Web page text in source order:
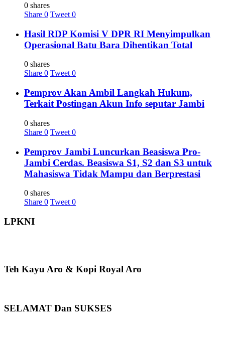
0 shares
Share 0 Tweet 0
Hasil RDP Komisi V DPR RI Menyimpulkan
Operasional Batu Bara Dihentikan Total
0 shares
Share 0 Tweet 0
Pemprov Akan Ambil Langkah Hukum,
Terkait Postingan Akun Info seputar Jambi
0 shares
Share 0 Tweet 0
Pemprov Jambi Luncurkan Beasiswa Pro-
Jambi Cerdas. Beasiswa S1, S2 dan S3 untuk
Mahasiswa Tidak Mampu dan Berprestasi
0 shares
Share 0 Tweet 0
LPKNI
Teh Kayu Aro & Kopi Royal Aro
SELAMAT Dan SUKSES